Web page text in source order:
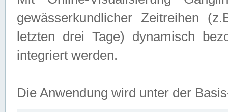
gewässerkundlicher Zeitreihen
letzten drei Tage) dynamisch
integriert werden.
Die Anwendung wird unter der